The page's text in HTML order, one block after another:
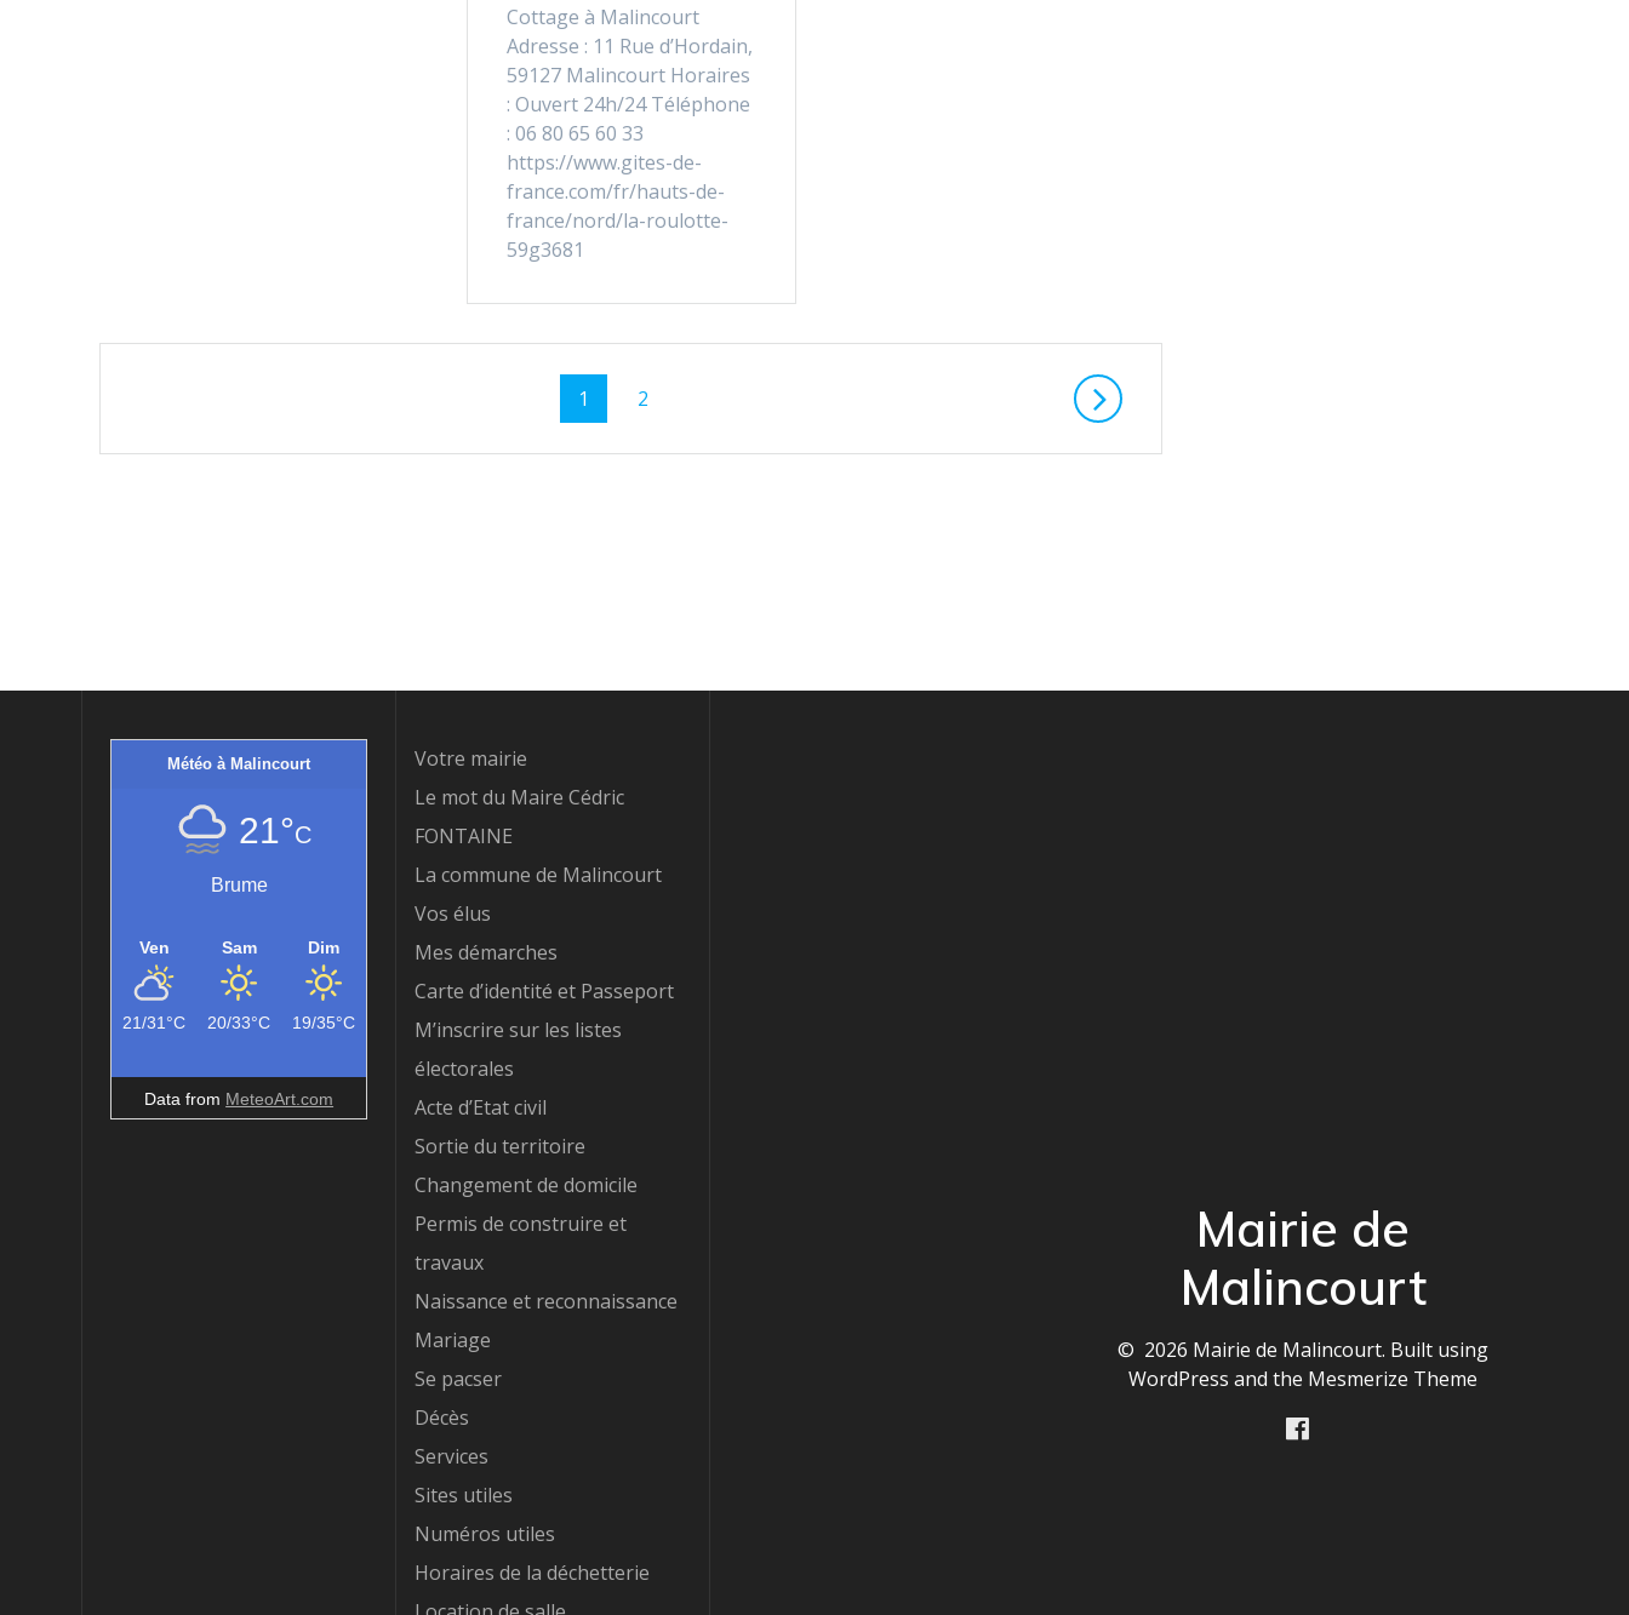
Cottage à Malincourt
Adresse : 11 Rue d’Hordain,
59127 Malincourt Horaires
: Ouvert 24h/24 Téléphone
: 06 80 65 60 33
https://www.gites-de-
france.com/fr/hauts-de-
france/nord/la-roulotte-
59g3681
Page
1 Page
2
Météo à Malincourt
21°C
Brume
Ven
21/31°C
Sam
20/33°C
Dim
19/35°C
Data from MeteoArt.com
Votre mairie
Le mot du Maire Cédric
FONTAINE
La commune de Malincourt
Vos élus
Mes démarches
Carte d’identité et Passeport
M’inscrire sur les listes
électorales
Acte d’Etat civil
Sortie du territoire
Changement de domicile
Permis de construire et
travaux
Naissance et reconnaissance
Mariage
Se pacser
Décès
Services
Sites utiles
Numéros utiles
Horaires de la déchetterie
Mairie de
Malincourt
© 2026 Mairie de Malincourt. Built using
WordPress and the Mesmerize Theme